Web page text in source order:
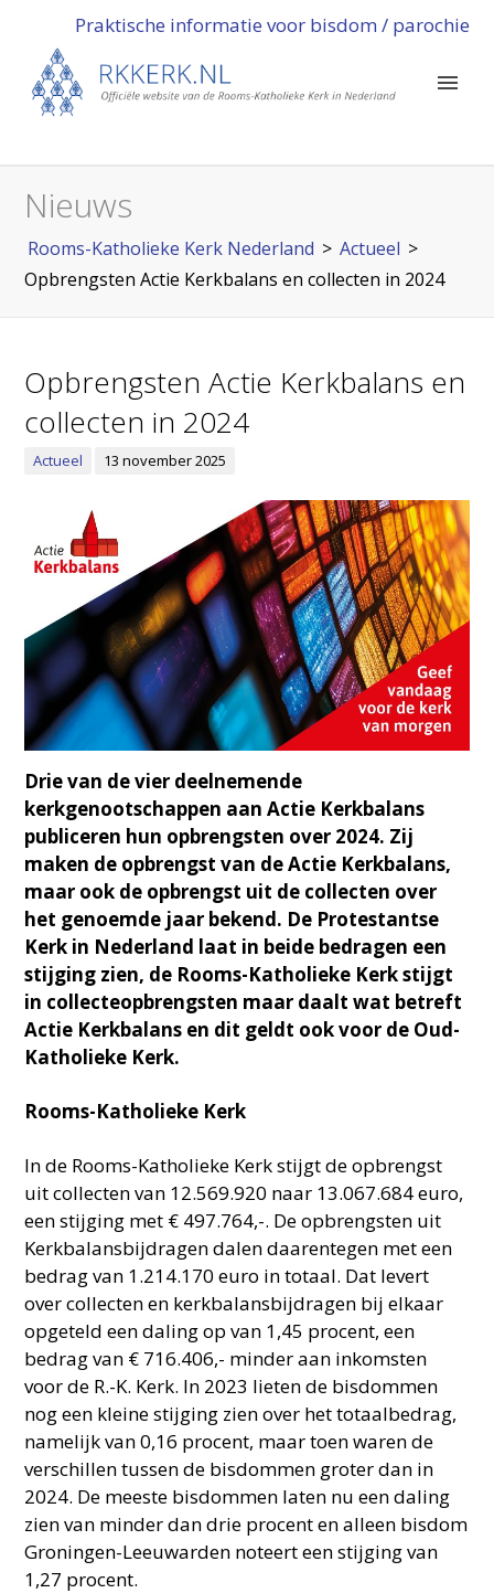
Praktische informatie voor bisdom / parochie
Nieuws
Rooms-Katholieke Kerk Nederland > Actueel >
Opbrengsten Actie Kerkbalans en collecten in 2024
Opbrengsten Actie Kerkbalans en
collecten in 2024
Actueel 13 november 2025
Drie van de vier deelnemende
kerkgenootschappen aan Actie Kerkbalans
publiceren hun opbrengsten over 2024. Zij
maken de opbrengst van de Actie Kerkbalans,
maar ook de opbrengst uit de collecten over
het genoemde jaar bekend. De Protestantse
Kerk in Nederland laat in beide bedragen een
stijging zien, de Rooms-Katholieke Kerk stijgt
in collecteopbrengsten maar daalt wat betreft
Actie Kerkbalans en dit geldt ook voor de Oud-
Katholieke Kerk.
Rooms-Katholieke Kerk
In de Rooms-Katholieke Kerk stijgt de opbrengst
uit collecten van 12.569.920 naar 13.067.684 euro,
een stijging met € 497.764,-. De opbrengsten uit
Kerkbalansbijdragen dalen daarentegen met een
bedrag van 1.214.170 euro in totaal. Dat levert
over collecten en kerkbalansbijdragen bij elkaar
opgeteld een daling op van 1,45 procent, een
bedrag van € 716.406,- minder aan inkomsten
voor de R.-K. Kerk. In 2023 lieten de bisdommen
nog een kleine stijging zien over het totaalbedrag,
namelijk van 0,16 procent, maar toen waren de
verschillen tussen de bisdommen groter dan in
2024. De meeste bisdommen laten nu een daling
zien van minder dan drie procent en alleen bisdom
Groningen-Leeuwarden noteert een stijging van
1,27 procent.